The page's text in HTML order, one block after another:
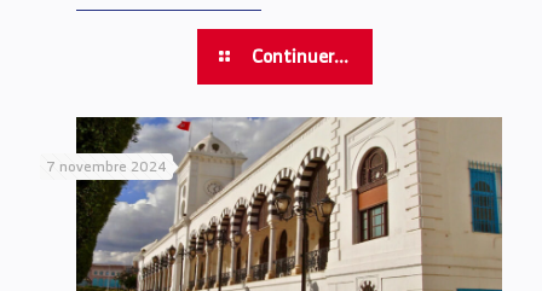
Continuer...
7 novembre 2024